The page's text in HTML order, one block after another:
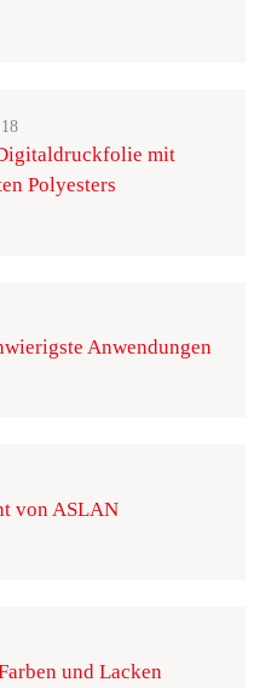
mit
Polyesters
Anwendungen
von ASLAN
und Lacken